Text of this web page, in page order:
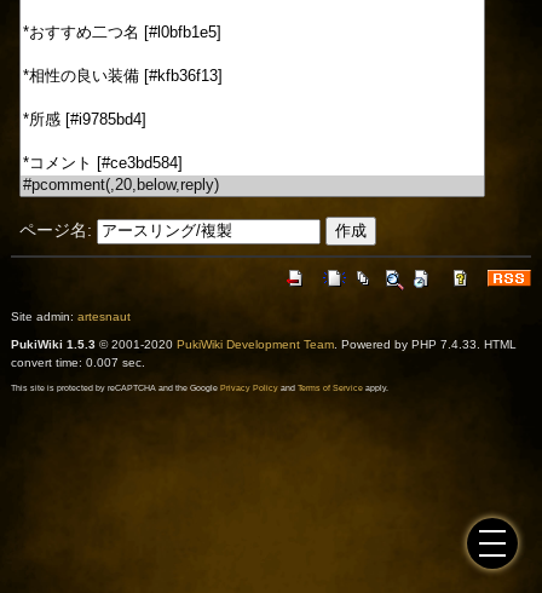
ページ名:
Site admin: artesnaut
PukiWiki 1.5.3© 2001-2020 PukiWiki Development Team. Powered by PHP 7.4.33. HTML
convert time: 0.007 sec.
This site is protected by reCAPTCHA and the Google Privacy Policyand Terms of Serviceapply.